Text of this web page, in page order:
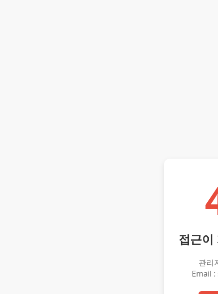
접근이
관리
Email